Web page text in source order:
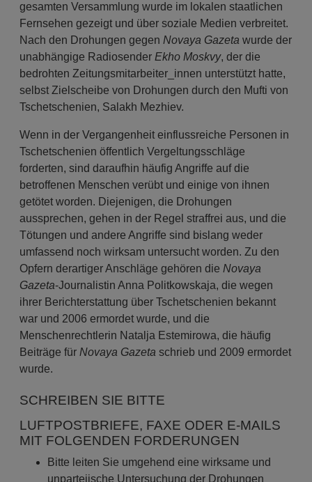
gesamten Versammlung wurde im lokalen staatlichen
Fernsehen gezeigt und über soziale Medien verbreitet.
Nach den Drohungen gegenNovaya Gazeta wurde der
unabhängige RadiosenderEkho Moskvy, der die
bedrohten Zeitungsmitarbeiter_innen unterstützt hatte,
selbst Zielscheibe von Drohungen durch den Mufti von
Tschetschenien, Salakh Mezhiev.
Wenn in der Vergangenheit einflussreiche Personen in
Tschetschenien öffentlich Vergeltungsschläge
forderten, sind daraufhin häufig Angriffe auf die
betroffenen Menschen verübt und einige von ihnen
getötet worden. Diejenigen, die Drohungen
aussprechen, gehen in der Regel straffrei aus, und die
Tötungen und andere Angriffe sind bislang weder
umfassend noch wirksam untersucht worden. Zu den
Opfern derartiger Anschläge gehören dieNovaya
Gazeta-Journalistin Anna Politkowskaja, die wegen
ihrer Berichterstattung über Tschetschenien bekannt
war und 2006 ermordet wurde, und die
Menschenrechtlerin Natalja Estemirowa, die häufig
Beiträge fürNovaya Gazeta schrieb und 2009 ermordet
wurde.
SCHREIBEN SIE BITTE
LUFTPOSTBRIEFE, FAXE ODER E-MAILS
MIT FOLGENDEN FORDERUNGEN
Bitte leiten Sie umgehend eine wirksame und
unparteiische Untersuchung der Drohungen